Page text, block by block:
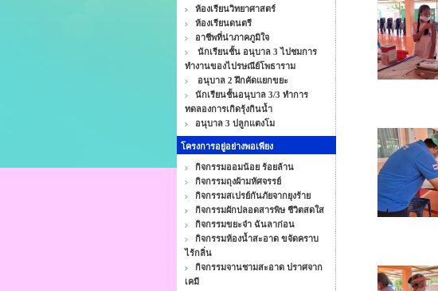
ห้องเรียนวิทยาศาสตร์
ห้องเรียนดนตรี
อาชีพที่น่าภาคภูมิใจ
นักเรียนชั้น อนุบาล 3 ไปชมการ
ทำงานของไปรษณีย์โพธาราม
อนุบาล 2 ฝึกคัดแยกขยะ
นักเรียนชั้นอนุบาล 3/3 ทำการ
ทดลองการเกิดรุ้งกินน้ำ
อนุบาล 3 ปลูกแตงโม
โครงการอยู่อย่างพอเพียง
กิจกรรมออมน้อย ร้อยล้าน
กิจกรรมถุงผ้ามหัศจรรย์
กิจกรรมสเปรย์กันภัยจากยุงร้าย
กิจกรรมผักปลอดสารพิษ ชีวิตสดใส
กิจกรรมขยะจ๋า ฉันลาก่อน
กิจกรรมห้องน้ำสะอาด ขจัดคราบ
ไร้กลิ่น
กิจกรรมจานชามสะอาด ปราศจาก
เคมี